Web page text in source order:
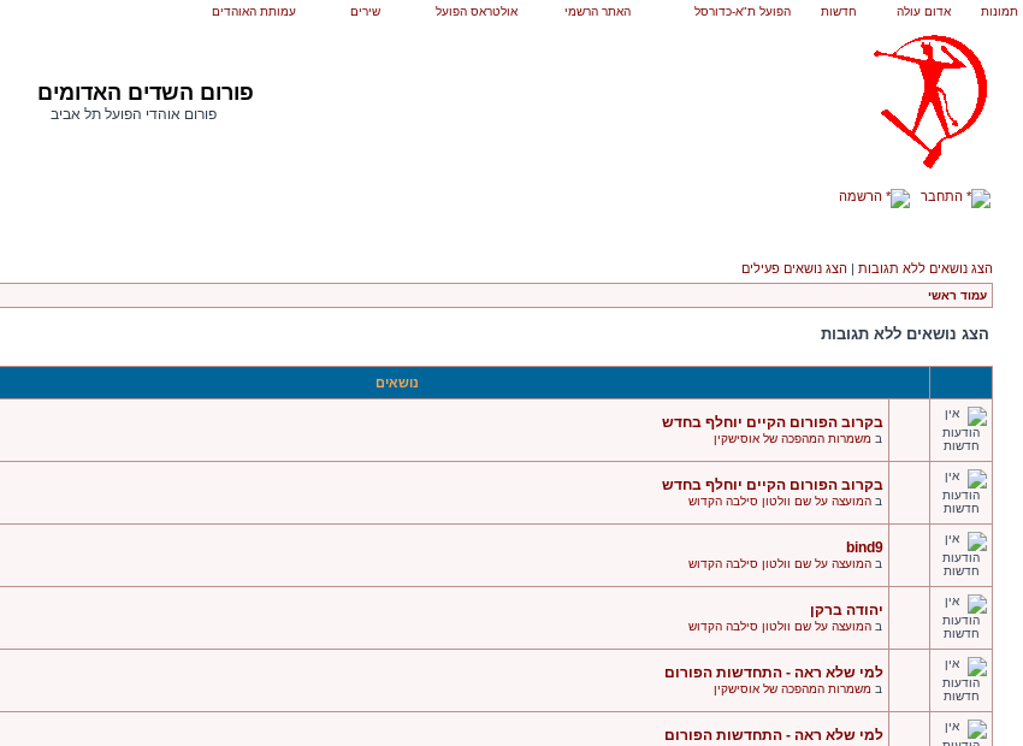
תמונות אדום עולה חדשות הפועל ת"א-כדורסל האתר הרשמי אולטראס הפועל שירים עמותת האוהדים
פורום השדים האדומים
פורום אוהדי הפועל תל אביב
התחבר הרשמה
הצג נושאים ללא תגובות | הצג נושאים פעילים
עמוד ראשי
הצג נושאים ללא תגובות
נושאים
בקרוב הפורום הקיים יוחלף בחדש
ב משמרות המהפכה של אוסישקין
בקרוב הפורום הקיים יוחלף בחדש
ב המועצה על שם וולטון סילבה הקדוש
bind9
ב המועצה על שם וולטון סילבה הקדוש
יהודה ברקן
ב המועצה על שם וולטון סילבה הקדוש
למי שלא ראה - התחדשות הפורום
ב משמרות המהפכה של אוסישקין
למי שלא ראה - התחדשות הפורום